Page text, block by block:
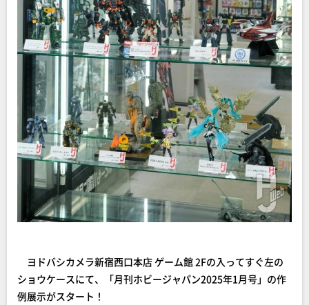
ヨドバシカメラ新宿西口本店 ゲーム館 2Fの入ってすぐ左の
ショウケースにて、「月刊ホビージャパン2025年1月号」の作
例展示がスタート！